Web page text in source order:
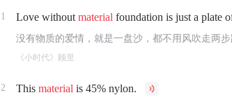
1 Love withoutmaterial foundation is just a plate
没有物质的爱情，就是一盘沙，都不用风吹走两步
《小时代》顾里
2 Thismaterial is 45% nylon.